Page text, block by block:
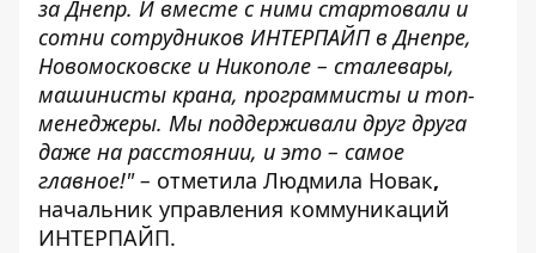
за Днепр. И вместе с ними стартовали и
сотни сотрудников ИНТЕРПАЙП в Днепре,
Новомосковске и Никополе – сталевары,
машинисты крана, программисты и топ-
менеджеры. Мы поддерживали друг друга
даже на расстоянии, и это – самое
главное!" – отметила Людмила Новак,
начальник управления коммуникаций
ИНТЕРПАЙП.